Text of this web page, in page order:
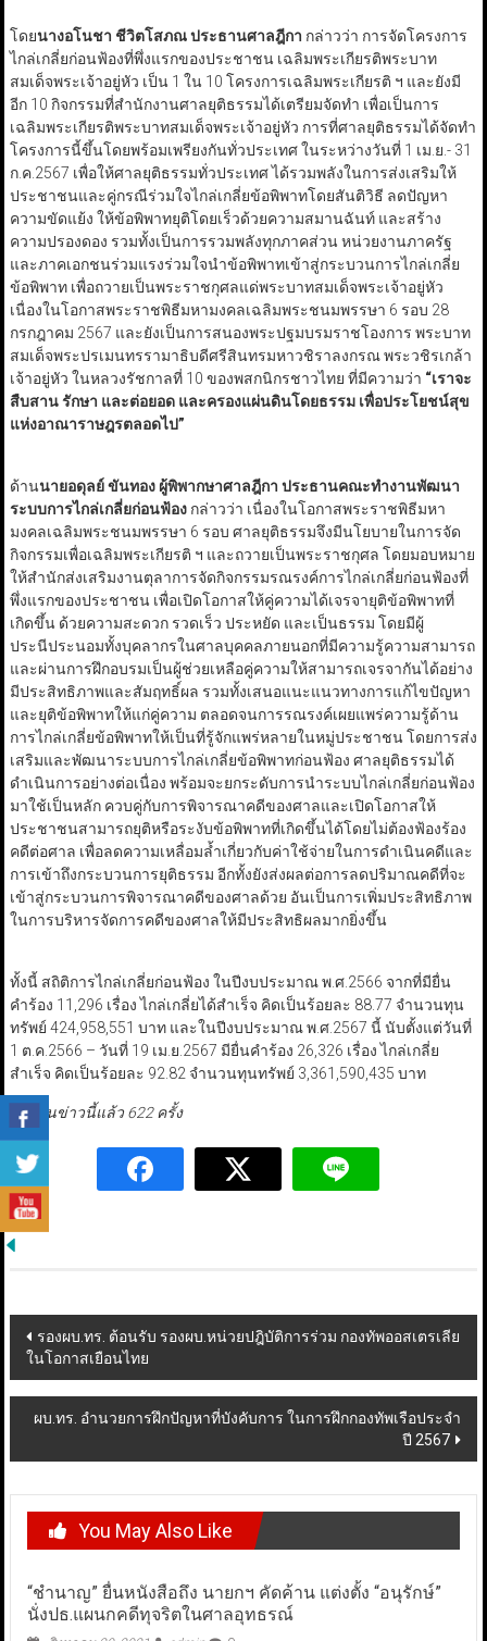
โดยนางอโนชา ชีวิตโสภณ ประธานศาลฎีกา กล่าวว่า การจัดโครงการ
ไกล่เกลี่ยก่อนฟ้องที่พึ่งแรกของประชาชน เฉลิมพระเกียรติพระบาท
สมเด็จพระเจ้าอยู่หัว เป็น 1 ใน 10 โครงการเฉลิมพระเกียรติ ฯ และยังมี
อีก 10 กิจกรรมที่สำนักงานศาลยุติธรรมได้เตรียมจัดทำ เพื่อเป็นการ
เฉลิมพระเกียรติพระบาทสมเด็จพระเจ้าอยู่หัว การที่ศาลยุติธรรมได้จัดทำ
โครงการนี้ขึ้นโดยพร้อมเพรียงกันทั่วประเทศ ในระหว่างวันที่ 1 เม.ย.- 31
ก.ค.2567 เพื่อให้ศาลยุติธรรมทั่วประเทศ ได้รวมพลังในการส่งเสริมให้
ประชาชนและคู่กรณีร่วมใจไกล่เกลี่ยข้อพิพาทโดยสันติวิธี ลดปัญหา
ความขัดแย้ง ให้ข้อพิพาทยุติโดยเร็วด้วยความสมานฉันท์ และสร้าง
ความปรองดอง รวมทั้งเป็นการรวมพลังทุกภาคส่วน หน่วยงานภาครัฐ
และภาคเอกชนร่วมแรงร่วมใจนำข้อพิพาทเข้าสู่กระบวนการไกล่เกลี่ย
ข้อพิพาท เพื่อถวายเป็นพระราชกุศลแด่พระบาทสมเด็จพระเจ้าอยู่หัว
เนื่องในโอกาสพระราชพิธีมหามงคลเฉลิมพระชนมพรรษา 6 รอบ 28
กรกฎาคม 2567 และยังเป็นการสนองพระปฐมบรมราชโองการ พระบาท
สมเด็จพระปรเมนทรรามาธิบดีศรีสินทรมหาวชิราลงกรณ พระวชิรเกล้า
เจ้าอยู่หัว ในหลวงรัชกาลที่ 10 ของพสกนิกรชาวไทย ที่มีความว่า “เราจะ
สืบสาน รักษา และต่อยอด และครองแผ่นดินโดยธรรม เพื่อประโยชน์สุข
แห่งอาณาราษฎรตลอดไป”
ด้านนายอดุลย์ ขันทอง ผู้พิพากษาศาลฎีกา ประธานคณะทำงานพัฒนา
ระบบการไกล่เกลี่ยก่อนฟ้องกล่าวว่า เนื่องในโอกาสพระราชพิธีมหา
มงคลเฉลิมพระชนมพรรษา 6 รอบ ศาลยุติธรรมจึงมีนโยบายในการจัด
กิจกรรมเพื่อเฉลิมพระเกียรติ ฯ และถวายเป็นพระราชกุศล โดยมอบหมาย
ให้สำนักส่งเสริมงานตุลาการจัดกิจกรรมรณรงค์การไกล่เกลี่ยก่อนฟ้องที่
พึ่งแรกของประชาชน เพื่อเปิดโอกาสให้คู่ความได้เจรจายุติข้อพิพาทที่
เกิดขึ้น ด้วยความสะดวก รวดเร็ว ประหยัด และเป็นธรรม โดยมีผู้
ประนีประนอมทั้งบุคลากรในศาลบุคคลภายนอกที่มีความรู้ความสามารถ
และผ่านการฝึกอบรมเป็นผู้ช่วยเหลือคู่ความให้สามารถเจรจากันได้อย่าง
มีประสิทธิภาพและสัมฤทธิ์ผล รวมทั้งเสนอแนะแนวทางการแก้ไขปัญหา
และยุติข้อพิพาทให้แก่คู่ความ ตลอดจนการรณรงค์เผยแพร่ความรู้ด้าน
การไกล่เกลี่ยข้อพิพาทให้เป็นที่รู้จักแพร่หลายในหมู่ประชาชน โดยการส่ง
เสริมและพัฒนาระบบการไกล่เกลี่ยข้อพิพาทก่อนฟ้อง ศาลยุติธรรมได้
ดำเนินการอย่างต่อเนื่อง พร้อมจะยกระดับการนำระบบไกล่เกลี่ยก่อนฟ้อง
มาใช้เป็นหลัก ควบคู่กับการพิจารณาคดีของศาลและเปิดโอกาสให้
ประชาชนสามารถยุติหรือระงับข้อพิพาทที่เกิดขึ้นได้โดยไม่ต้องฟ้องร้อง
คดีต่อศาล เพื่อลดความเหลื่อมล้ำเกี่ยวกับค่าใช้จ่ายในการดำเนินคดีและ
การเข้าถึงกระบวนการยุติธรรม อีกทั้งยังส่งผลต่อการลดปริมาณคดีที่จะ
เข้าสู่กระบวนการพิจารณาคดีของศาลด้วย อันเป็นการเพิ่มประสิทธิภาพ
ในการบริหารจัดการคดีของศาลให้มีประสิทธิผลมากยิ่งขึ้น
ทั้งนี้ สถิติการไกล่เกลี่ยก่อนฟ้อง ในปีงบประมาณ พ.ศ.2566 จากที่มียื่น
คำร้อง 11,296 เรื่อง ไกล่เกลี่ยได้สำเร็จ คิดเป็นร้อยละ 88.77 จำนวนทุน
ทรัพย์ 424,958,551 บาท และในปีงบประมาณ พ.ศ.2567 นี้ นับตั้งแต่วันที่
1 ต.ค.2566 – วันที่ 19 เม.ย.2567 มียื่นคำร้อง 26,326 เรื่อง ไกล่เกลี่ย
สำเร็จ คิดเป็นร้อยละ 92.82 จำนวนทุนทรัพย์ 3,361,590,435 บาท
มีผู้อ่านข่าวนี้แล้ว 622 ครั้ง
Post
navigation
รองผบ.ทร. ต้อนรับ รองผบ.หน่วยปฎิบัติการร่วม กองทัพออสเตรเลีย
ในโอกาสเยือนไทย
ผบ.ทร. อำนวยการฝึกปัญหาที่บังคับการ ในการฝึกกองทัพเรือประจำ
ปี 2567
You May Also Like
“ชำนาญ” ยื่นหนังสือถึง นายกฯ คัดค้าน แต่งตั้ง “อนุรักษ์”
นั่งปธ.แผนกคดีทุจริตในศาลอุทธรณ์